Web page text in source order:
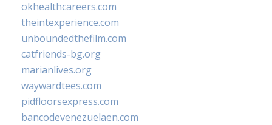
okhealthcareers.com
theintexperience.com
unboundedthefilm.com
catfriends-bg.org
marianlives.org
waywardtees.com
pidfloorsexpress.com
bancodevenezuelaen.com